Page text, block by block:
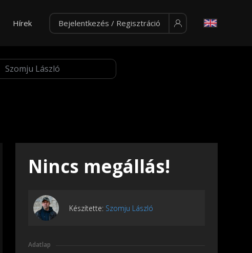
Hírek Bejelentkezés / Regisztráció
Nincs megállás!
Készítette: Szomju László
Adatlap